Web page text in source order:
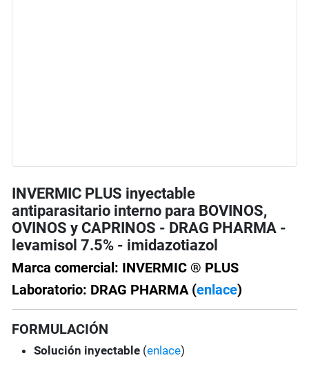
INVERMIC PLUS inyectable
antiparasitario interno para BOVINOS,
OVINOS y CAPRINOS - DRAG PHARMA -
levamisol 7.5% - imidazotiazol
Marca comercial: INVERMIC ® PLUS
Laboratorio: DRAG PHARMA (enlace)
FORMULACIÓN
Solución inyectable (enlace)